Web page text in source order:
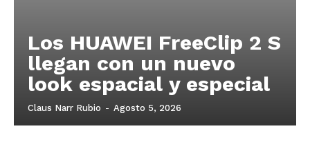
Los HUAWEI FreeClip 2 S
llegan con un nuevo
look espacial y especial
Claus Narr Rubio - Agosto 5, 2026